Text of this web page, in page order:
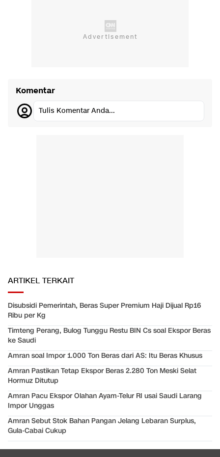
Komentar
Tulis Komentar Anda...
ARTIKEL TERKAIT
Disubsidi Pemerintah, Beras Super Premium Haji Dijual Rp16
Ribu per Kg
Timteng Perang, Bulog Tunggu Restu BIN Cs soal Ekspor Beras
ke Saudi
Amran soal Impor 1.000 Ton Beras dari AS: Itu Beras Khusus
Amran Pastikan Tetap Ekspor Beras 2.280 Ton Meski Selat
Hormuz Ditutup
Amran Pacu Ekspor Olahan Ayam-Telur RI usai Saudi Larang
Impor Unggas
Amran Sebut Stok Bahan Pangan Jelang Lebaran Surplus,
Gula-Cabai Cukup